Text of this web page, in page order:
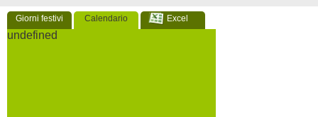
Giorni festivi Calendario Excel
undefined